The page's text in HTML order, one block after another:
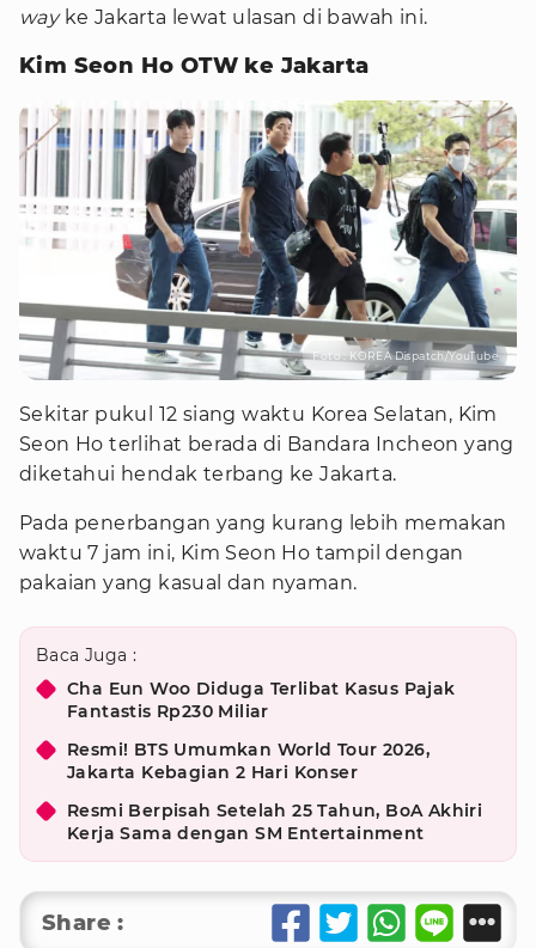
wayke Jakarta lewat ulasan di bawah ini.
Kim Seon Ho OTW ke Jakarta
Foto : KOREA Dispatch/YouTube
Sekitar pukul 12 siang waktu Korea Selatan, Kim
Seon Ho terlihat berada di Bandara Incheon yang
diketahui hendak terbang ke Jakarta.
Pada penerbangan yang kurang lebih memakan
waktu 7 jam ini, Kim Seon Ho tampil dengan
pakaian yang kasual dan nyaman.
Baca Juga :
Cha Eun Woo Diduga Terlibat Kasus Pajak
Fantastis Rp230 Miliar
Resmi! BTS Umumkan World Tour 2026,
Jakarta Kebagian 2 Hari Konser
Resmi Berpisah Setelah 25 Tahun, BoA Akhiri
Kerja Sama dengan SM Entertainment
Share :